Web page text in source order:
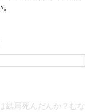
結局死んだんか？むな